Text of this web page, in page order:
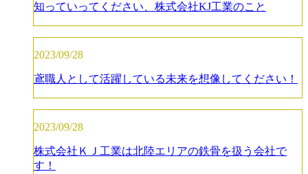
知っていってください、株式会社KJ工業のこと
2023/09/28
鳶職人として活躍している未来を想像してください！
2023/09/28
株式会社ＫＪ工業は北陸エリアの鉄骨を扱う会社で
す！